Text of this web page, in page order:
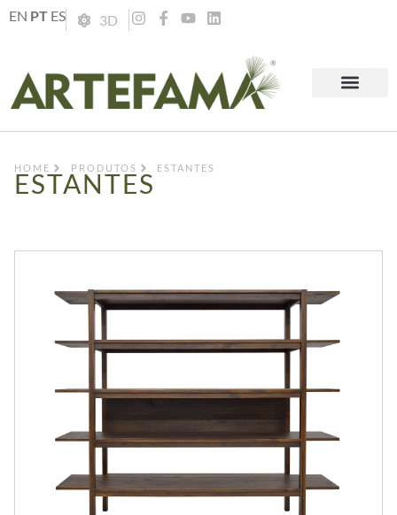
EN PT ES 3D
HOME PRODUTOS ESTANTES
ESTANTES